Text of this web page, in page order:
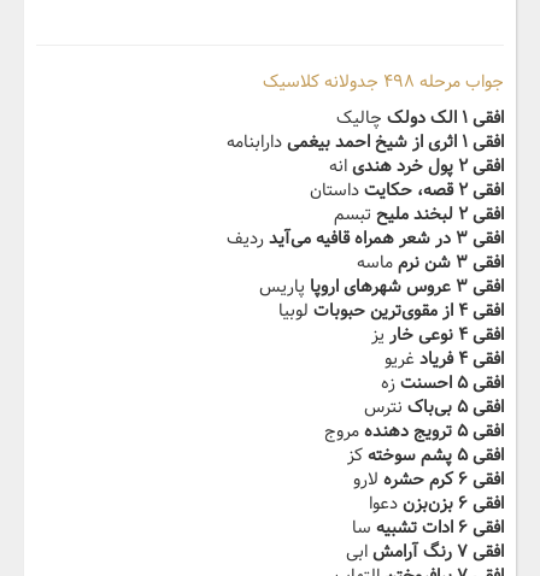
جواب مرحله ۴۹۸ جدولانه کلاسیک
افقی ۱ الک دولک
چالیک
افقی ۱ اثری از شیخ احمد بیغمی
دارابنامه
افقی ۲ پول خرد هندی
انه
افقی ۲ قصه، حکایت
داستان
افقی ۲ لبخند ملیح
تبسم
افقی ۳ در شعر همراه قافیه می‌آید
ردیف
افقی ۳ شن نرم
ماسه
افقی ۳ عروس شهرهای اروپا
پاریس
افقی ۴ از مقوی‌ترین حبوبات
لوبیا
افقی ۴ نوعی خار
یز
افقی ۴ فریاد
غریو
افقی ۵ احسنت
زه
افقی ۵ بی‌باک
نترس
افقی ۵ ترویج دهنده
مروج
افقی ۵ پشم سوخته
کز
افقی ۶ کرم حشره
لارو
افقی ۶ بزن‌بزن
دعوا
افقی ۶ ادات تشبیه
سا
افقی ۷ رنگ آرامش
ابی